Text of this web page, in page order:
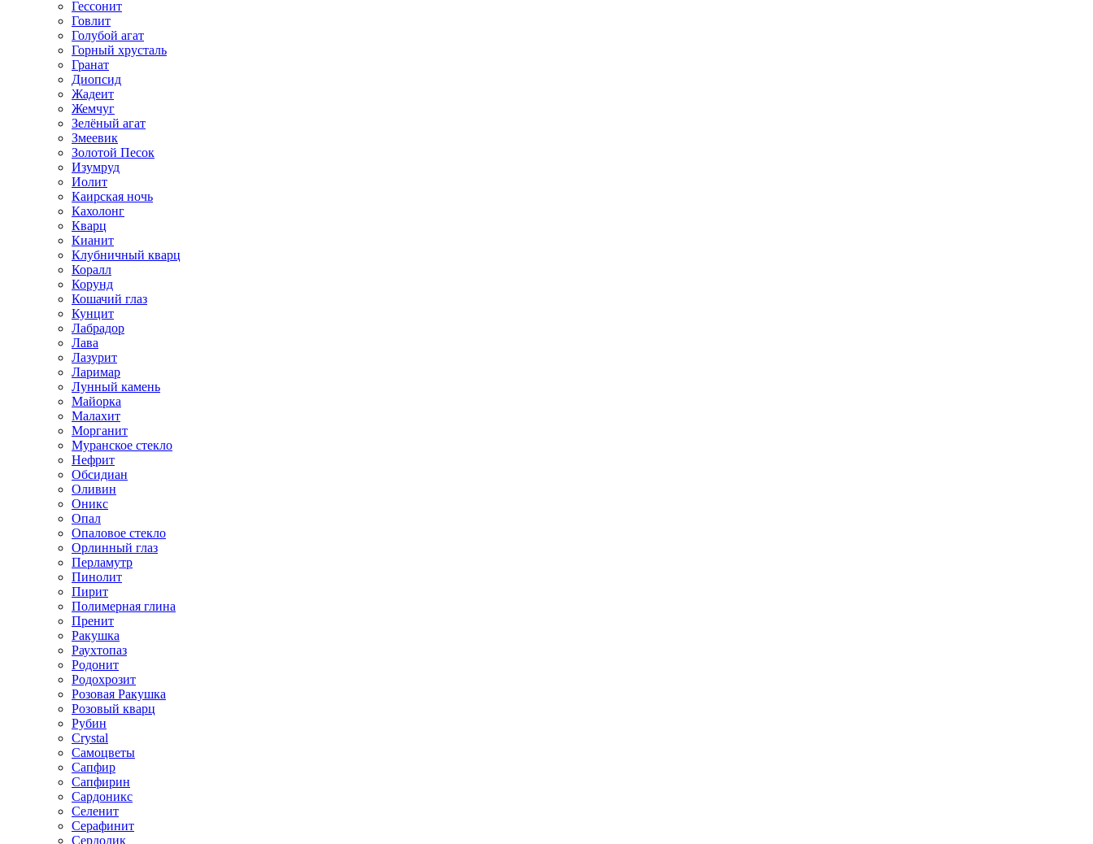
Гессонит
Говлит
Голубой агат
Горный хрусталь
Гранат
Диопсид
Жадеит
Жемчуг
Зелёный агат
Змеевик
Золотой Песок
Изумруд
Иолит
Каирская ночь
Кахолонг
Кварц
Кианит
Клубничный кварц
Коралл
Корунд
Кошачий глаз
Кунцит
Лабрадор
Лава
Лазурит
Ларимар
Лунный камень
Майорка
Малахит
Морганит
Муранское стекло
Нефрит
Обсидиан
Оливин
Оникс
Опал
Опаловое стекло
Орлинный глаз
Перламутр
Пинолит
Пирит
Полимерная глина
Пренит
Ракушка
Раухтопаз
Родонит
Родохрозит
Розовая Ракушка
Розовый кварц
Рубин
Сrystal
Самоцветы
Сапфир
Сапфирин
Сардоникс
Селенит
Серафинит
Сердолик